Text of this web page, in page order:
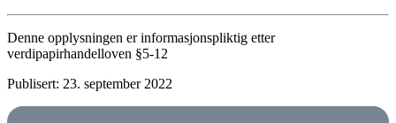
Denne opplysningen er informasjonspliktig etter
verdipapirhandelloven §5-12
Publisert: 23. september 2022